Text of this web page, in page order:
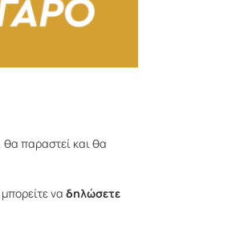
παραστεί και θα
να δηλώσετε